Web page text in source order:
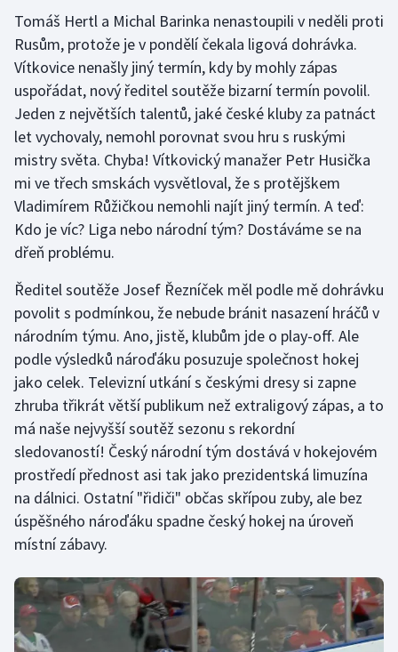
Plážový volejbal
Ragby
Rychlobruslení
Rychlostní kanoistika
Short track
Sportovní střelba
Stolní tenis
Triatlon
Veslování
Vodní slalom
Volejbal
Ostatní
Tomáš Hertl a Michal Barinka nenastoupili v neděli proti
Rusům, protože je v pondělí čekala ligová dohrávka.
Vítkovice nenašly jiný termín, kdy by mohly zápas
uspořádat, nový ředitel soutěže bizarní termín povolil.
Jeden z největších talentů, jaké české kluby za patnáct
let vychovaly, nemohl porovnat svou hru s ruskými
mistry světa. Chyba! Vítkovický manažer Petr Husička
mi ve třech smskách vysvětloval, že s protějškem
Vladimírem Růžičkou nemohli najít jiný termín. A teď:
Kdo je víc? Liga nebo národní tým? Dostáváme se na
dřeň problému.
Ředitel soutěže Josef Řezníček měl podle mě dohrávku
povolit s podmínkou, že nebude bránit nasazení hráčů v
národním týmu. Ano, jistě, klubům jde o play-off. Ale
podle výsledků nároďáku posuzuje společnost hokej
jako celek. Televizní utkání s českými dresy si zapne
zhruba třikrát větší publikum než extraligový zápas, a to
má naše nejvyšší soutěž sezonu s rekordní
sledovaností! Český národní tým dostává v hokejovém
prostředí přednost asi tak jako prezidentská limuzína
na dálnici. Ostatní "řidiči" občas skřípou zuby, ale bez
úspěšného nároďáku spadne český hokej na úroveň
místní zábavy.